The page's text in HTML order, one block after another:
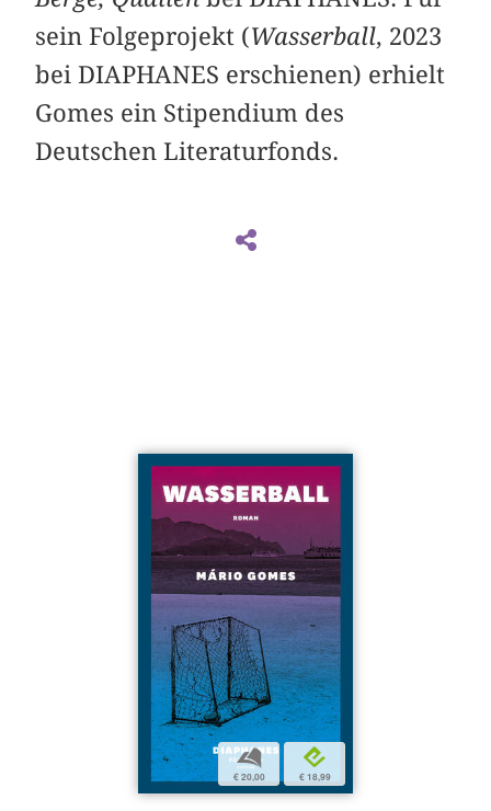
sein Folgeprojekt (Wasserball, 2023
bei DIAPHANES erschienen) erhielt
Gomes ein Stipendium des
Deutschen Literaturfonds.
b
€ 20,00
e
€ 18,99